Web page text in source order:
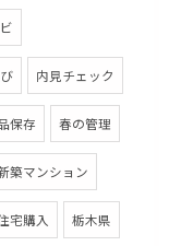
内見チェック
保存 春の管理
築マンション
宅購入 栃木県